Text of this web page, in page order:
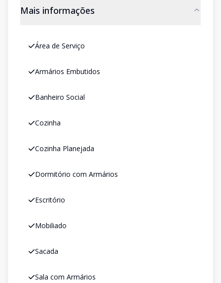
Mais informações
Área de Serviço
Armários Embutidos
Banheiro Social
Cozinha
Cozinha Planejada
Dormitório com Armários
Escritório
Mobiliado
Sacada
Sala com Armários